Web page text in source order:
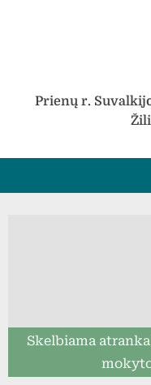
Prienų r.
Skelbiama